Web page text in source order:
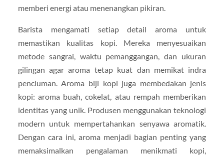
memberi energi atau menenangkan pikiran.
Barista mengamati setiap detail aroma untuk
memastikan kualitas kopi. Mereka menyesuaikan
metode sangrai, waktu pemanggangan, dan ukuran
gilingan agar aroma tetap kuat dan memikat indra
penciuman. Aroma biji kopi juga membedakan jenis
kopi: aroma buah, cokelat, atau rempah memberikan
identitas yang unik. Produsen menggunakan teknologi
modern untuk mempertahankan senyawa aromatik.
Dengan cara ini, aroma menjadi bagian penting yang
memaksimalkan pengalaman menikmati kopi,